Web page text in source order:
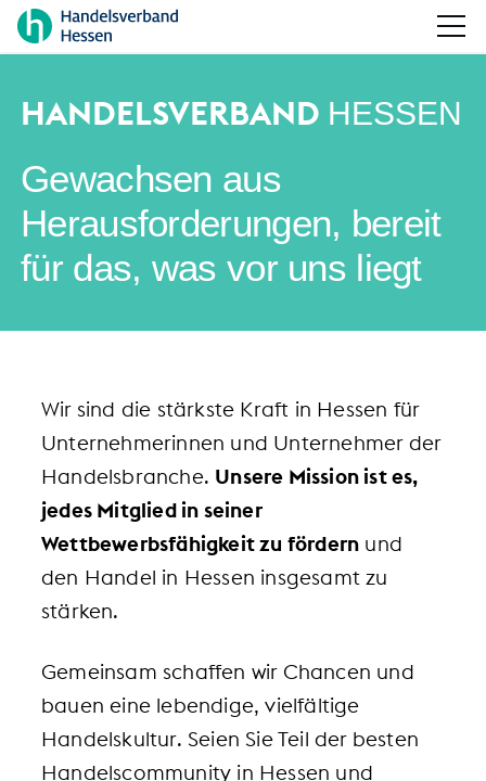
HANDELSVERBAND HESSEN
Gewachsen aus
Herausforderungen, bereit
für das, was vor uns liegt
Wir sind die stärkste Kraft in Hessen für
Unternehmerinnen und Unternehmer der
Handelsbranche. Unsere Mission ist es,
jedes Mitglied in seiner
Wettbewerbsfähigkeit zu fördern und
den Handel in Hessen insgesamt zu
stärken.
Gemeinsam schaffen wir Chancen und
bauen eine lebendige, vielfältige
Handelskultur. Seien Sie Teil der besten
Handelscommunity in Hessen und